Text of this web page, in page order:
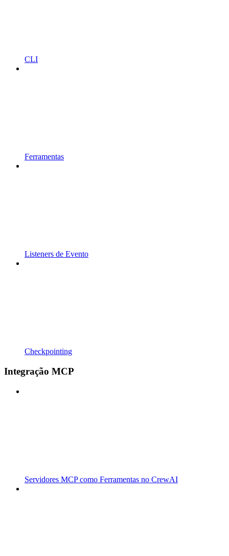
CLI
Ferramentas
Listeners de Evento
Checkpointing
Integração MCP
Servidores MCP como Ferramentas no CrewAI